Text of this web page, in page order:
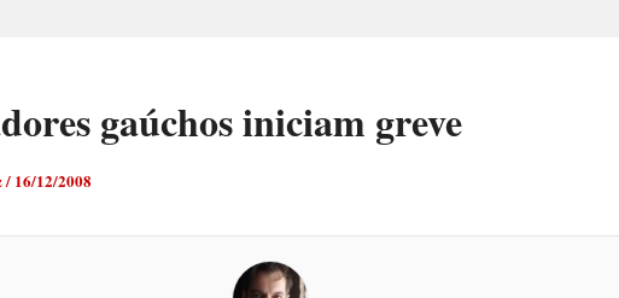
gaúchos iniciam greve
/ 16/12/2008